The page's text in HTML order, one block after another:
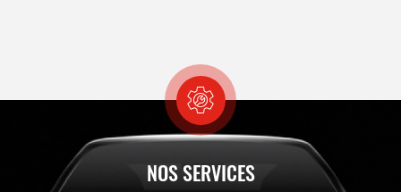
NOS SERVICES